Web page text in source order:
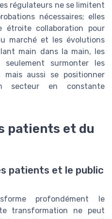
régulateurs ne se limitent
nécessaires; elles
étroite collaboration pour
marché et les évolutions
main dans la main, les
seulement surmonter les
mais aussi se positionner
secteur en constante
patients et du
patients et le public
profondément le
transformation ne peut